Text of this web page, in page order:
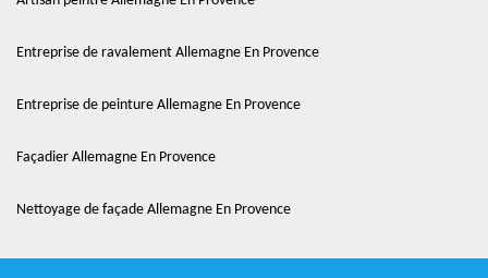
Entreprise de ravalement Allemagne En Provence
Entreprise de peinture Allemagne En Provence
Façadier Allemagne En Provence
Nettoyage de façade Allemagne En Provence